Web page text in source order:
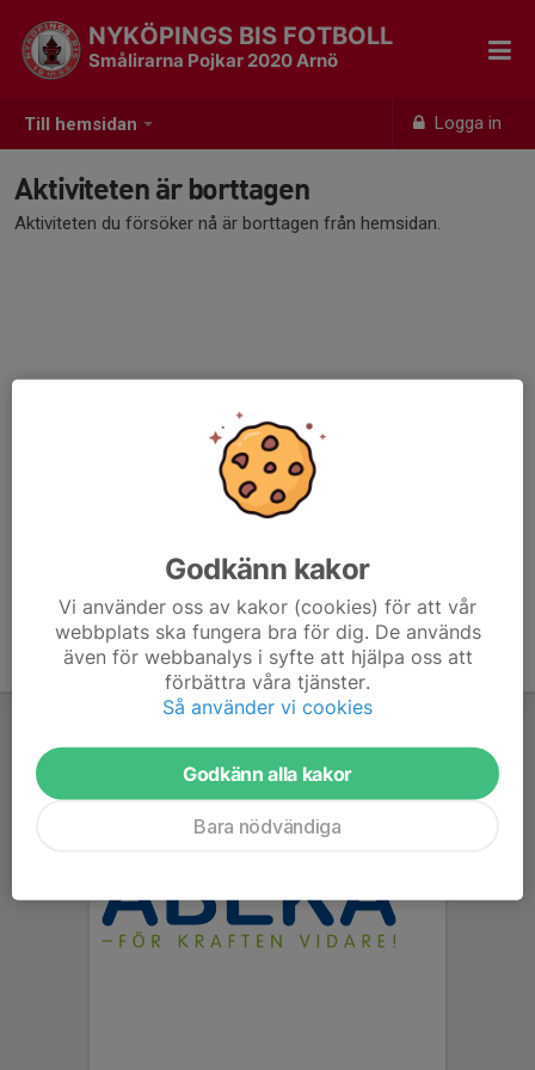
Till hemsidan Logga in
NYKÖPINGS BIS FOTBOLL
Smålirarna Pojkar 2020 Arnö
Aktiviteten är borttagen
Aktiviteten du försöker nå är borttagen från hemsidan.
Godkänn kakor
Vi använder oss av kakor (cookies) för att vår
webbplats ska fungera bra för dig. De används
även för webbanalys i syfte att hjälpa oss att
förbättra våra tjänster.
Så använder vi cookies
Godkänn alla kakor
Bara nödvändiga